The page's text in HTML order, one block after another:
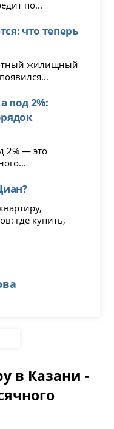
по...
что теперь
жилищный
под 2%:
2% — это
где купить,
в Казани -